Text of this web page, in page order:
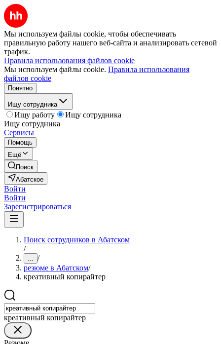
Мы используем файлы cookie, чтобы обеспечивать
правильную работу нашего веб-сайта и анализировать сетевой
трафик.
Правила использования файлов cookie
Мы используем файлы cookie. Правила использования
файлов cookie
Понятно
Ищу сотрудника
Ищу работу
Ищу сотрудника
Ищу сотрудника
Сервисы
Помощь
Ещё
Поиск
Абатское
Войти
Войти
Зарегистрироваться
Поиск сотрудников в Абатском
/
... /
резюме в Абатском/
креативный копирайтер
креативный копирайтер